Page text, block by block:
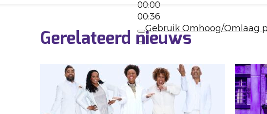
00:00
00:36
Gebruik Omhoog/Omlaag
Gerelateerd nieuws